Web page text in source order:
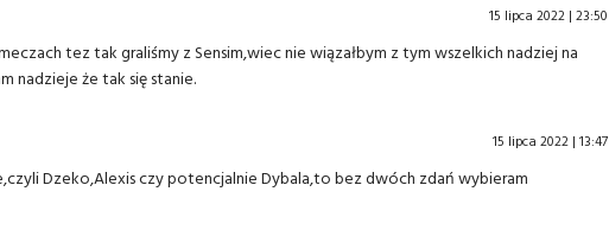
15 lipca 2022 | 23:50
tez tak graliśmy z Sensim,wiec nie wiązałbym z tym wszelkich nadziej na
nadzieje że tak się stanie.
15 lipca 2022 | 13:47
Dzeko,Alexis czy potencjalnie Dybala,to bez dwóch zdań wybieram